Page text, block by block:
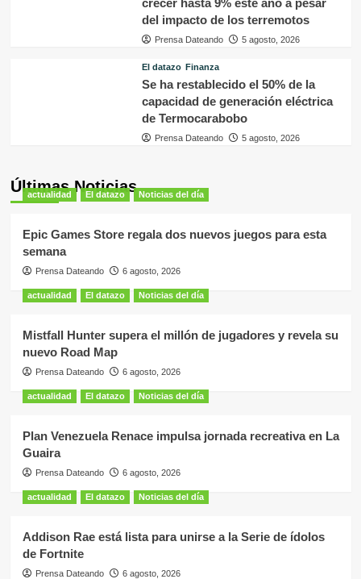
del impacto de los terremotos
Prensa Dateando 5 agosto, 2026
El datazo Finanza
Se ha restablecido el 50% de la
capacidad de generación eléctrica
de Termocarabobo
Prensa Dateando 5 agosto, 2026
Últimas Noticias
actualidad El datazo Noticias del día
Epic Games Store regala dos nuevos juegos para esta
semana
Prensa Dateando 6 agosto, 2026
actualidad El datazo Noticias del día
Mistfall Hunter supera el millón de jugadores y revela su
nuevo Road Map
Prensa Dateando 6 agosto, 2026
actualidad El datazo Noticias del día
Plan Venezuela Renace impulsa jornada recreativa en La
Guaira
Prensa Dateando 6 agosto, 2026
actualidad El datazo Noticias del día
Addison Rae está lista para unirse a la Serie de ídolos
de Fortnite
Prensa Dateando 6 agosto, 2026